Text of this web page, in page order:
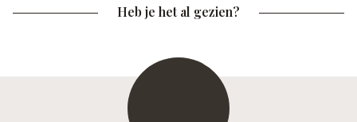
Heb je het al gezien?